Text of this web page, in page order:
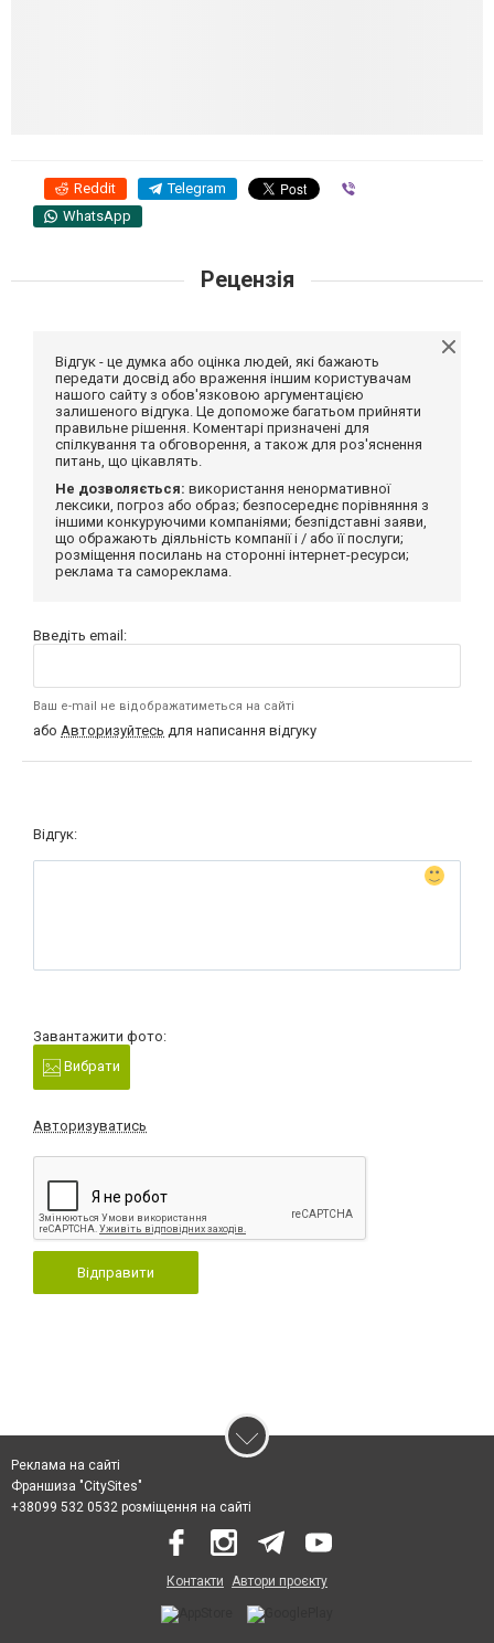
Reddit Telegram
WhatsApp
Рецензія
Відгук - це думка або оцінка людей, які бажають
передати досвід або враження іншим користувачам
нашого сайту з обов'язковою аргументацією
залишеного відгука. Це допоможе багатьом прийняти
правильне рішення. Коментарі призначені для
спілкування та обговорення, а також для роз'яснення
питань, що цікавлять.
Не дозволяється: використання ненормативної
лексики, погроз або образ; безпосереднє порівняння з
іншими конкуруючими компаніями; безпідставні заяви,
що ображають діяльність компанії і / або її послуги;
розміщення посилань на сторонні інтернет-ресурси;
реклама та самореклама.
Введіть email:
Ваш e-mail не відображатиметься на сайті
або Авторизуйтесь для написання відгуку
Відгук:
Завантажити фото:
Вибрати
Авторизуватись
Відправити
Реклама на сайті
Франшиза "CitySites"
+38099 532 0532 розміщення на сайті
Контакти Автори проєкту